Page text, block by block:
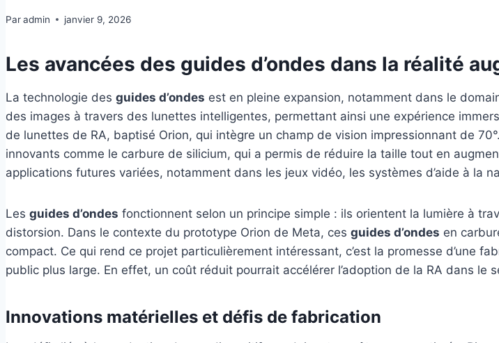
Paradmin janvier 9, 2026
Les avancées des guides d’ondes dans la réalité
La technologie des guides d’ondes est en pleine expansion, notamment dans le
des images à travers des lunettes intelligentes, permettant ainsi une expérience
de lunettes de RA, baptisé Orion, qui intègre un champ de vision impressionnant de
innovants comme le carbure de silicium, qui a permis de réduire la taille tout en
applications futures variées, notamment dans les jeux vidéo, les systèmes d’aide à la
Les guides d’ondes fonctionnent selon un principe simple : ils orientent la lumière à
distorsion. Dans le contexte du prototype Orion de Meta, ces guides d’ondes en
compact. Ce qui rend ce projet particulièrement intéressant, c’est la promesse d’une
public plus large. En effet, un coût réduit pourrait accélérer l’adoption de la RA dans le
Innovations matérielles et défis de fabrication